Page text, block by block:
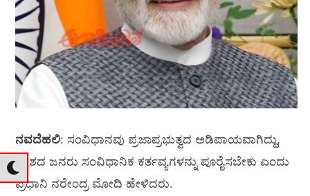
ನವದೆಹಲಿ: ಸಂವಿಧಾನವು ಪ್ರಜಾಪ್ರಭುತ್ವದ ಅಡಿಪಾಯವಾಗಿದ್ದು,
ದೇಶದ ಜನರು ಸಂವಿಧಾನಿಕ ಕರ್ತವ್ಯಗಳನ್ನು ಪೂರೈಸಬೇಕು ಎಂದು
ಪ್ರಧಾನಿ ನರೇಂದ್ರ ಮೋದಿ ಹೇಳಿದರು.